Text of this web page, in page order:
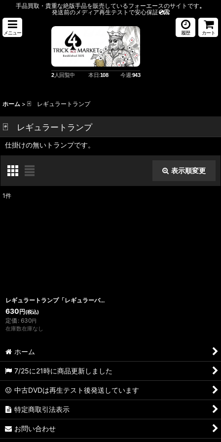
手品買取・貴重な絶版手品を販売しているフォーエースのサイトです。
発送前のメディア再生テストで安心保証💿️📀
メニュー
2人回覧中 本日:108 今週:943
履歴 カート
ホーム > 🃏 レギュラートランプ
🃏 レギュラートランプ
仕掛けの無いトランプです。
表示順変更
1件
レギュラートランプ「レギュラーバイシクル」
630 円 (税込)
定価 : 630円
在庫数在庫なし
ホーム
7/25に21時に商品更新しました
中古DVDは再生テスト後発送しています
特定商取引法表示
お問い合わせ